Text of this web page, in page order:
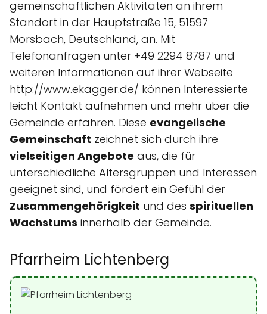
gemeinschaftlichen Aktivitäten an ihrem
Standort in der Hauptstraße 15, 51597
Morsbach, Deutschland, an. Mit
Telefonanfragen unter +49 2294 8787 und
weiteren Informationen auf ihrer Webseite
http://www.ekagger.de/ können Interessierte
leicht Kontakt aufnehmen und mehr über die
Gemeinde erfahren. Diese evangelische
Gemeinschaft zeichnet sich durch ihre
vielseitigen Angebote aus, die für
unterschiedliche Altersgruppen und Interessen
geeignet sind, und fördert ein Gefühl der
Zusammengehörigkeit und des spirituellen
Wachstums innerhalb der Gemeinde.
Pfarrheim Lichtenberg